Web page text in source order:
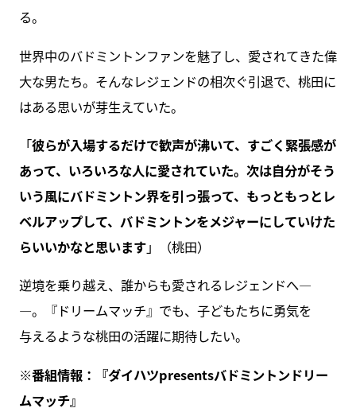
る。
世界中のバドミントンファンを魅了し、愛されてきた偉
大な男たち。そんなレジェンドの相次ぐ引退で、桃田に
はある思いが芽生えていた。
「彼らが入場するだけで歓声が沸いて、すごく緊張感が
あって、いろいろな人に愛されていた。次は自分がそう
いう風にバドミントン界を引っ張って、もっともっとレ
ベルアップして、バドミントンをメジャーにしていけた
らいいかなと思います」（桃田）
逆境を乗り越え、誰からも愛されるレジェンドへ―
―。『ドリームマッチ』でも、子どもたちに勇気を
与えるような桃田の活躍に期待したい。
※番組情報：『ダイハツpresentsバドミントンドリー
ムマッチ』